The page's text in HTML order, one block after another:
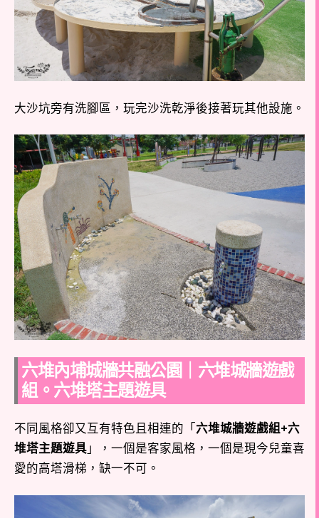
大沙坑旁有洗腳區，玩完沙洗乾淨後接著玩其他設施。
六堆內埔城牆共融公園｜六堆城牆遊戲
組。六堆塔主題遊具
不同風格卻又互有特色且相連的「六堆城牆遊戲組+六
堆塔主題遊具」，一個是客家風格，一個是現今兒童喜
愛的高塔滑梯，缺一不可。